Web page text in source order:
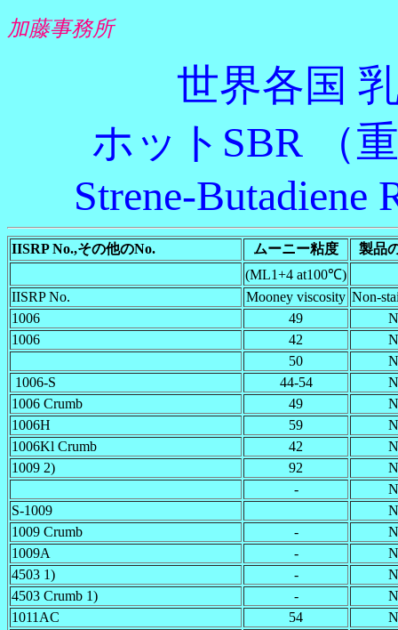
加藤事務所
世界各国
ホットSBR （
Strene-Butadiene
IISRP No.,その他のNo. ムーニー粘度
製品
(ML1+4 at100℃)
IISRP No.
Mooney viscosity Non-
1006
49
1006
42
50
1006-S
44-54
1006 Crumb
49
1006H
59
1006Kl Crumb
42
1009 2)
92
-
S-1009
1009 Crumb
-
1009A
-
4503 1)
-
4503 Crumb 1)
-
1011AC 54